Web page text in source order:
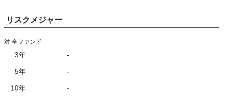
リスクメジャー
対 全ファンド
3年 -
5年 -
10年 -